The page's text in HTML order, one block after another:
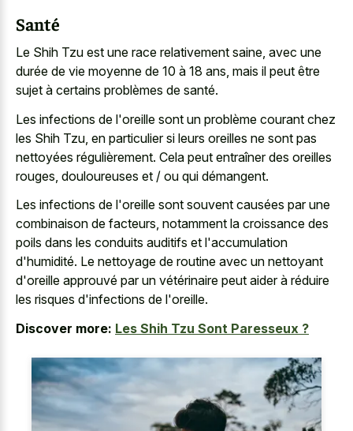
Santé
Le Shih Tzu est une race relativement saine, avec une
durée de vie moyenne de 10 à 18 ans, mais il peut être
sujet à certains problèmes de santé.
Les infections de l'oreille sont un problème courant chez
les Shih Tzu, en particulier si leurs oreilles ne sont pas
nettoyées régulièrement. Cela peut entraîner des oreilles
rouges, douloureuses et / ou qui démangent.
Les infections de l'oreille sont souvent causées par une
combinaison de facteurs, notamment la croissance des
poils dans les conduits auditifs et l'accumulation
d'humidité. Le nettoyage de routine avec un nettoyant
d'oreille approuvé par un vétérinaire peut aider à réduire
les risques d'infections de l'oreille.
Discover more: Les Shih Tzu Sont Paresseux ?